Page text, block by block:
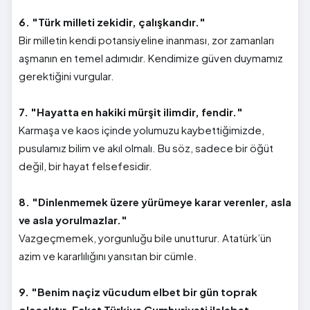
6. "Türk milleti zekidir, çalışkandır."
Bir milletin kendi potansiyeline inanması, zor zamanları
aşmanın en temel adımıdır. Kendimize güven duymamız
gerektiğini vurgular.
7. "Hayatta en hakiki mürşit ilimdir, fendir."
Karmaşa ve kaos içinde yolumuzu kaybettiğimizde,
pusulamız bilim ve akıl olmalı. Bu söz, sadece bir öğüt
değil, bir hayat felsefesidir.
8. "Dinlenmemek üzere yürümeye karar verenler, asla
ve asla yorulmazlar."
Vazgeçmemek, yorgunluğu bile unutturur. Atatürk’ün
azim ve kararlılığını yansıtan bir cümle.
9. "Benim naçiz vücudum elbet bir gün toprak